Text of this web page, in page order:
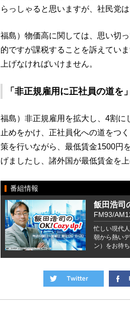
らっしゃると思いますが、社民党
福島）物価高に関しては、思い切
的ですが課税することを訴えてい
上げなければいけません。
「非正規雇用に正社員の道を
福島）非正規雇用を拡大し、4割
止めをかけ、正社員化への道をつ
策を行いながら、最低賃金1500円
げましたし、諸外国が最低賃金を
番組情報
飯田浩司
FM93/
忙しい現代
朝から熱い
ン）をお待